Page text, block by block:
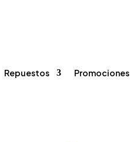
Repuestos Promociones